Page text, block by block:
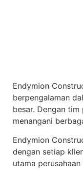
Endymion
berpengalaman
besar. Dengan
menangani
Endymion
dengan setiap
utama